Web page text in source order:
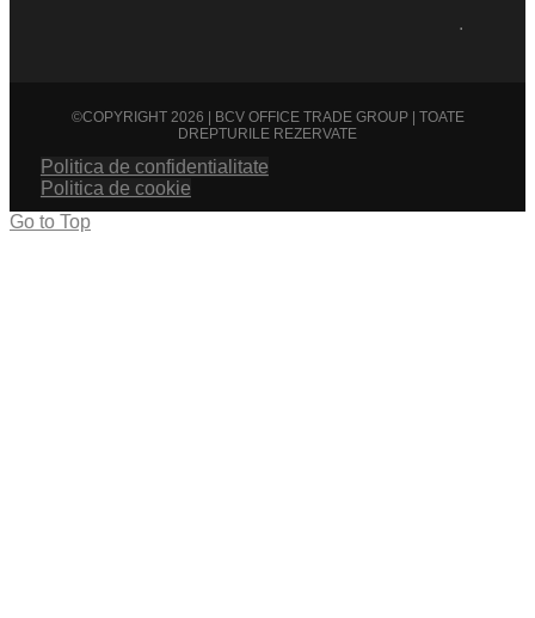
.
©COPYRIGHT 2026 | BCV OFFICE TRADE GROUP | TOATE
DREPTURILE REZERVATE
Politica de confidentialitate
Politica de cookie
Go to Top